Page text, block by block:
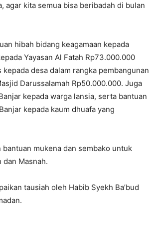
agar kita semua bisa beribadah di bulan
hibah bidang keagamaan kepada
Yayasan Al Fatah Rp73.000.000
desa dalam rangka pembangunan
Darussalamah Rp50.000.000. Juga
kepada warga lansia, serta bantuan
kepada kaum dhuafa yang
mukena dan sembako untuk
Masnah.
tausiah oleh Habib Syekh Ba’bud